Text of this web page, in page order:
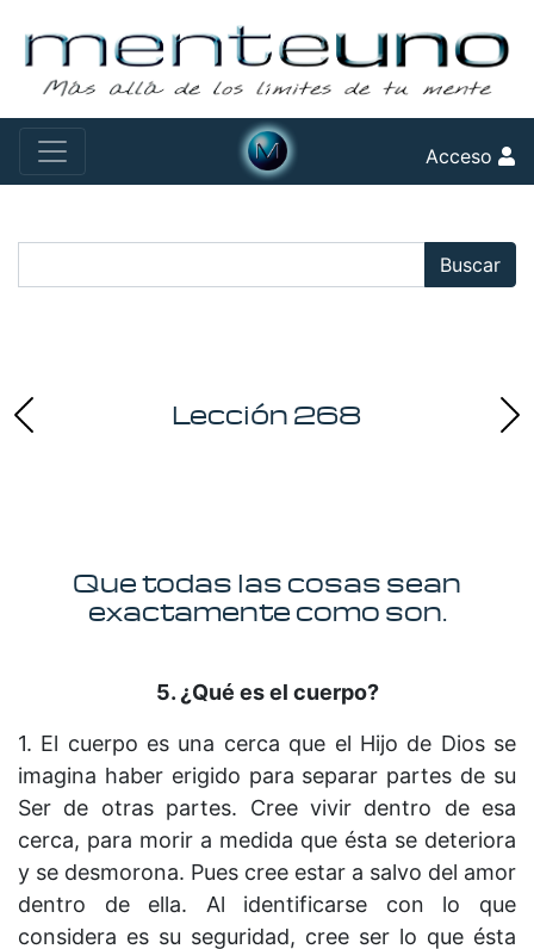
Acceso
Buscar
Lección 268
Que todas las cosas sean
exactamente como son.
5. ¿Qué es el cuerpo?
1. El cuerpo es una cerca que el Hijo de Dios se
imagina haber erigido para separar partes de su
Ser de otras partes. Cree vivir dentro de esa
cerca, para morir a medida que ésta se deteriora
y se desmorona. Pues cree estar a salvo del amor
dentro de ella. Al identificarse con lo que
considera es su seguridad, cree ser lo que ésta